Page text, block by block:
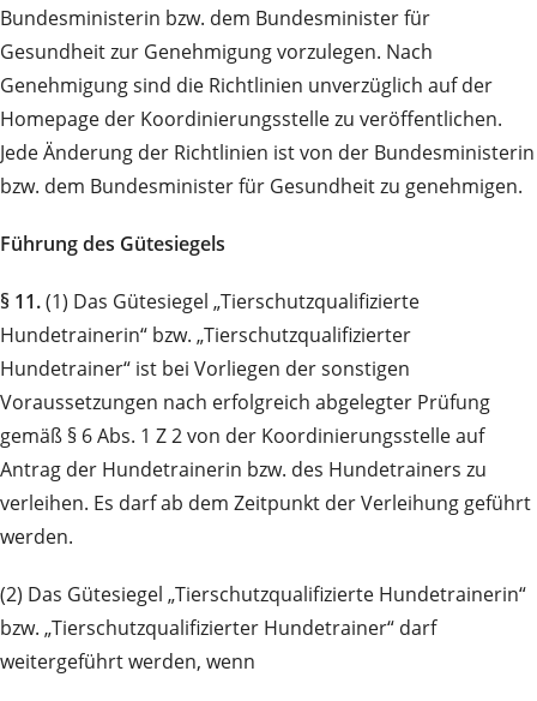
Bundesministerin bzw. dem Bundesminister für
Gesundheit zur Genehmigung vorzulegen. Nach
Genehmigung sind die Richtlinien unverzüglich auf der
Homepage der Koordinierungsstelle zu veröffentlichen.
Jede Änderung der Richtlinien ist von der Bundesministerin
bzw. dem Bundesminister für Gesundheit zu genehmigen.
Führung des Gütesiegels
§ 11.(1) Das Gütesiegel „Tierschutzqualifizierte
Hundetrainerin“ bzw. „Tierschutzqualifizierter
Hundetrainer“ ist bei Vorliegen der sonstigen
Voraussetzungen nach erfolgreich abgelegter Prüfung
gemäß § 6 Abs. 1 Z 2 von der Koordinierungsstelle auf
Antrag der Hundetrainerin bzw. des Hundetrainers zu
verleihen. Es darf ab dem Zeitpunkt der Verleihung geführt
werden.
(2) Das Gütesiegel „Tierschutzqualifizierte Hundetrainerin“
bzw. „Tierschutzqualifizierter Hundetrainer“ darf
weitergeführt werden, wenn